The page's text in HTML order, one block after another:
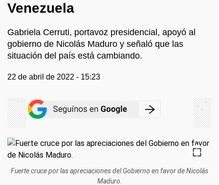
Venezuela
Gabriela Cerruti, portavoz presidencial, apoyó al
gobierno de Nicolás Maduro y señaló que las
situación del país está cambiando.
22 de abril de 2022 - 15:23
Fuerte cruce por las apreciaciones del Gobierno en favor de Nicolás
Maduro.